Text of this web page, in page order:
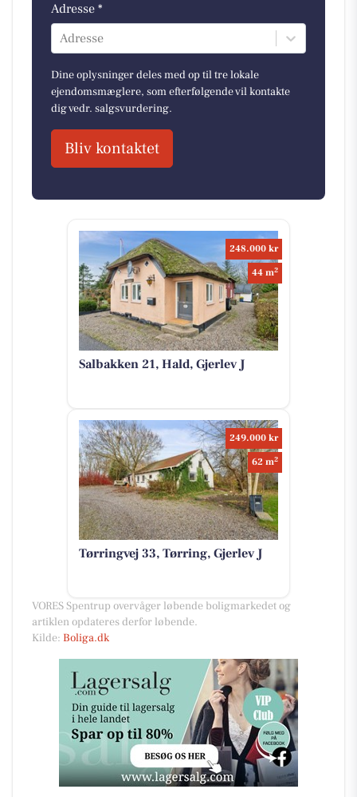
Adresse *
Adresse
Dine oplysninger deles med op til tre lokale
ejendomsmæglere, som efterfølgende vil kontakte
dig vedr. salgsvurdering.
Bliv kontaktet
248.000 kr
44 m2
Salbakken 21, Hald, Gjerlev J
249.000 kr
62 m2
Tørringvej 33, Tørring, Gjerlev J
VORES Spentrup overvåger løbende boligmarkedet og
artiklen opdateres derfor løbende.
Kilde: Boliga.dk